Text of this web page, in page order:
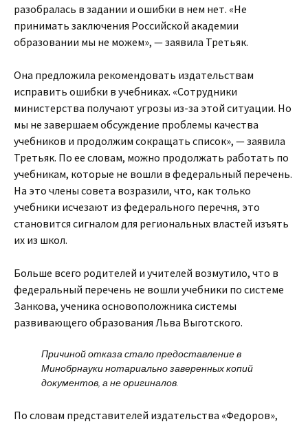
разобралась в задании и ошибки в нем нет. «Не
принимать заключения Российской академии
образовании мы не можем», — заявила Третьяк.
Она предложила рекомендовать издательствам
исправить ошибки в учебниках. «Сотрудники
министерства получают угрозы из-за этой ситуации. Но
мы не завершаем обсуждение проблемы качества
учебников и продолжим сокращать список», — заявила
Третьяк. По ее словам, можно продолжать работать по
учебникам, которые не вошли в федеральный перечень.
На это члены совета возразили, что, как только
учебники исчезают из федерального перечня, это
становится сигналом для региональных властей изъять
их из школ.
Больше всего родителей и учителей возмутило, что в
федеральный перечень не вошли учебники по системе
Занкова, ученика основоположника системы
развивающего образования Льва Выготского.
Причиной отказа стало предоставление в
Минобрнауки нотариально заверенных копий
документов, а не оригиналов.
По словам представителей издательства «Федоров»,